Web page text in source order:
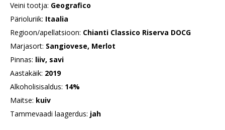
Veini tootja: Geografico
Pärioluriik: Itaalia
Regioon/apellatsioon: Chianti Classico Riserva DOCG
Marjasort: Sangiovese, Merlot
Pinnas: liiv, savi
Aastakäik: 2019
Alkoholisisaldus: 14%
Maitse: kuiv
Tammevaadi laagerdus: jah